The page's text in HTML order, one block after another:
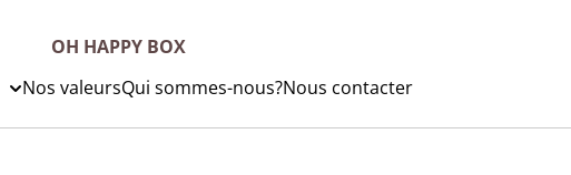
OH HAPPY BOX
Nos valeursQui sommes-nous?Nous contacter